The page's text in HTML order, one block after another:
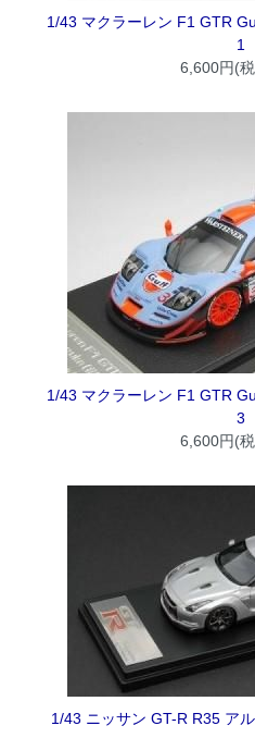
1/43 マクラーレン F1 GTR
1
6,600円(
1/43 マクラーレン F1 GTR
3
6,600円(
1/43 ニッサン GT-R R35 ア